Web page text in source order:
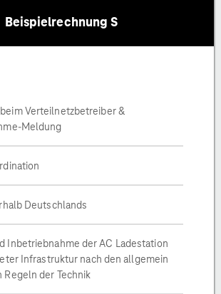
Beispielrechnung S
Verteilnetzbetreiber &
Meldung
Deutschlands
Inbetriebnahme der AC Ladestation
Infrastruktur nach den allgemein
Regeln der Technik